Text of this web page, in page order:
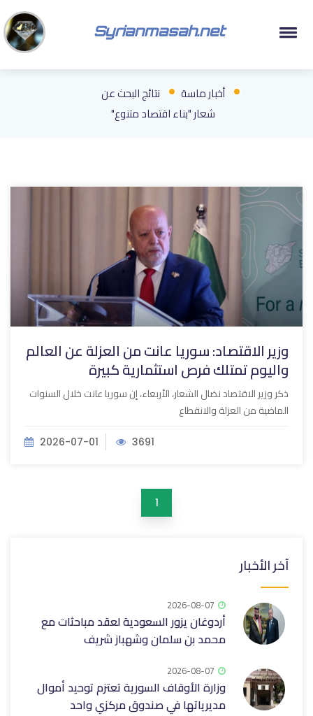
Syrianmasah.net
أخبار ماسة
نتائج البحث عن
شعار "بناء اقتصاد متنوع"
وزير الاقتصاد: سوريا عانت من العزلة عن العالم
واليوم تمتلك فرص استثمارية كبيرة
ذكر وزير الاقتصاد نضال الشعار، الأربعاء، إن سوريا عانت خلال السنوات
الماضية من العزلة والانقطاع
2026-07-01 3691
1
آخر الأخبار
2026-08-07
أردوغان يزور السعودية لعقد مباحثات مع
محمد بن سلمان وشهباز شريف
2026-08-07
وزارة الأوقاف السورية تعتزم توحيد أموال
مديرياتها في صندوق مركزي واحد